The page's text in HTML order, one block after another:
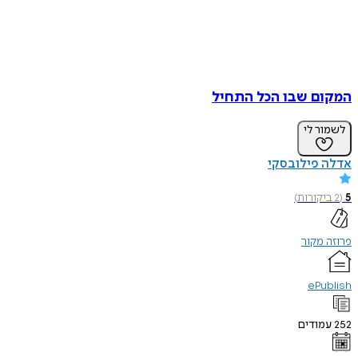
המקום שבו הכל התחיל
לשמור לי
אדלה פילובסקי
5
(
2ביקורות)
פרוזה מקור
ePublish
252עמודים